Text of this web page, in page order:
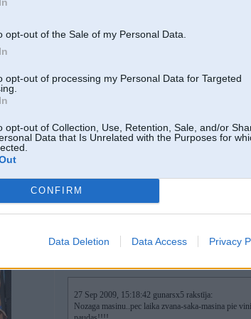
opt-out of the Sale of my Personal Data.
opt-out of processing my Personal Data for Targeted
opt-out of Collection, Use, Retention, Sale, and/or
Data that Is Unrelated with the Purposes for
CONFIRM
Data Deletion Data Access Privacy
[ Šo ziņu laboja fubuz, 27 Sep 2009, 15:25:06 ]
27 Sep 2009, 15:18:42 gunarsx5 rakstīja:
Nozaga masinu..pec laika zvana-saka-masina pie